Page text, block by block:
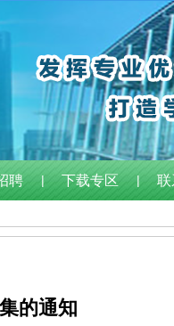
聘 | 下载专区 | 联
的通知